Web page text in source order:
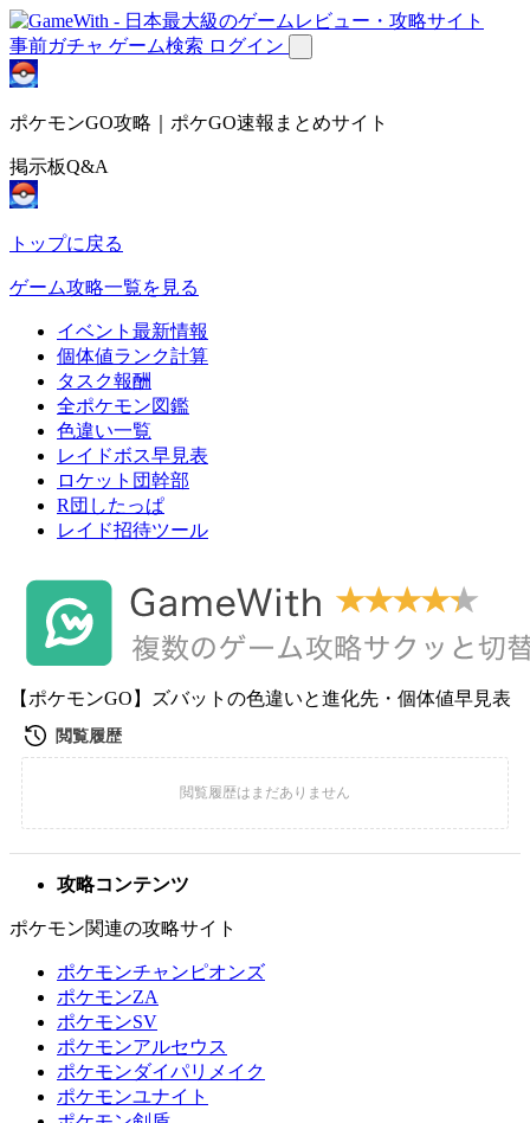
事前ガチャ ゲーム検索 ログイン
ポケモンGO攻略｜ポケGO速報まとめサイト
掲示板Q&A
トップに戻る
ゲーム攻略一覧を見る
イベント最新情報
個体値ランク計算
タスク報酬
全ポケモン図鑑
色違い一覧
レイドボス早見表
ロケット団幹部
R団したっぱ
レイド招待ツール
【ポケモンGO】ズバットの色違いと進化先・個体値早見表
攻略コンテンツ
ポケモン関連の攻略サイト
ポケモンチャンピオンズ
ポケモンZA
ポケモンSV
ポケモンアルセウス
ポケモンダイパリメイク
ポケモンユナイト